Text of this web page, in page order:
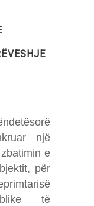
një
e
për
të